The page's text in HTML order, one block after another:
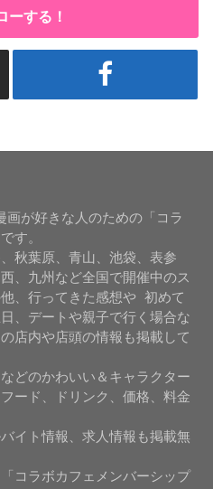
ーする！
画が好きな人のための「コラ
す。
秋葉原、青山、池袋、表参
、九州など全国で開催中のス
、行ってきた感想や 初めて
、デートや親子で行く場合な
店内や店頭の情報も掲載して
どのかわいい＆キャラクター
ード、ドリンク、価格、料金
イト情報、求人情報も掲載無
コラボカフェメンバーシップ